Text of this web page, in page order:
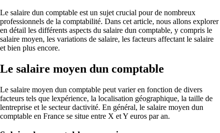
Le salaire dun comptable est un sujet crucial pour de nombreux
professionnels de la comptabilité. Dans cet article, nous allons explorer
en détail les différents aspects du salaire dun comptable, y compris le
salaire moyen, les variations de salaire, les facteurs affectant le salaire
et bien plus encore.
Le salaire moyen dun comptable
Le salaire moyen dun comptable peut varier en fonction de divers
facteurs tels que lexpérience, la localisation géographique, la taille de
lentreprise et le secteur dactivité. En général, le salaire moyen dun
comptable en France se situe entre X et Y euros par an.